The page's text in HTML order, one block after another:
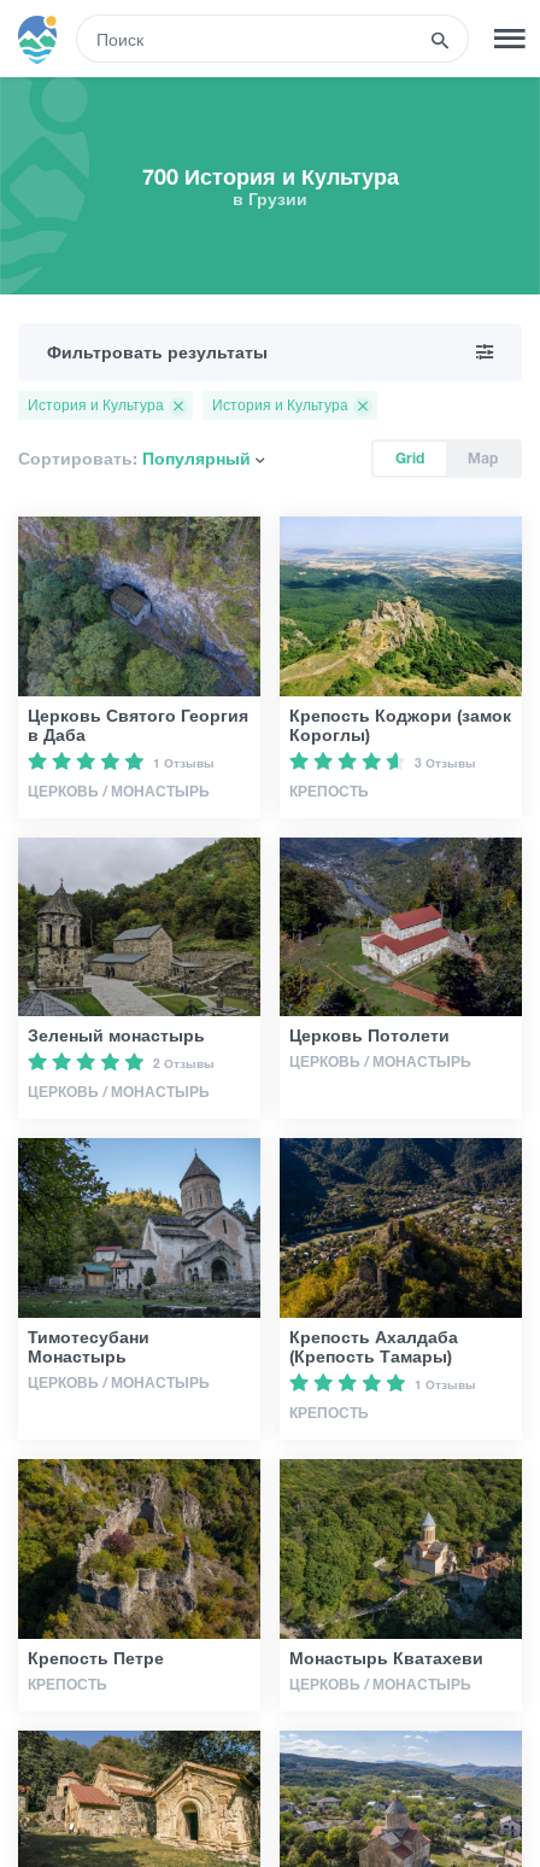
Туры
Гостиницы
Гиды
Статьи
Грузия
700 История и Культура
в Грузии
Фильтровать результаты
Grid Map
Сортировать: Популярный
История и Культура История и Культура
Церковь Святого Георгия
в Даба
1 Отзывы
ЦЕРКОВЬ / МОНАСТЫРЬ
Крепость Коджори (замок
Короглы)
3 Отзывы
КРЕПОСТЬ
Зеленый монастырь
2 Отзывы
ЦЕРКОВЬ / МОНАСТЫРЬ
Церковь Потолети
ЦЕРКОВЬ / МОНАСТЫРЬ
Тимотесубани
Монастырь
ЦЕРКОВЬ / МОНАСТЫРЬ
Крепость Ахалдаба
(Крепость Тамары)
1 Отзывы
КРЕПОСТЬ
Крепость Петре
КРЕПОСТЬ
Монастырь Кватахеви
ЦЕРКОВЬ / МОНАСТЫРЬ